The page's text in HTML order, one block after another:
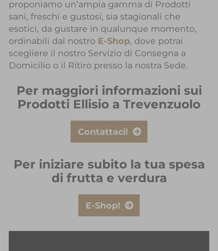
proponiamo un’ampia gamma di Prodotti
sani, freschi e gustosi, sia stagionali che
esotici, da gustare in qualunque momento,
ordinabili dal nostro E-Shop, dove potrai
scegliere il nostro Servizio di Consegna a
Domicilio o il Ritiro presso la nostra Sede.
Per maggiori informazioni sui
Prodotti Ellisio a Trevenzuolo
Contattaci!
Per iniziare subito la tua spesa
di frutta e verdura
E-Shop!